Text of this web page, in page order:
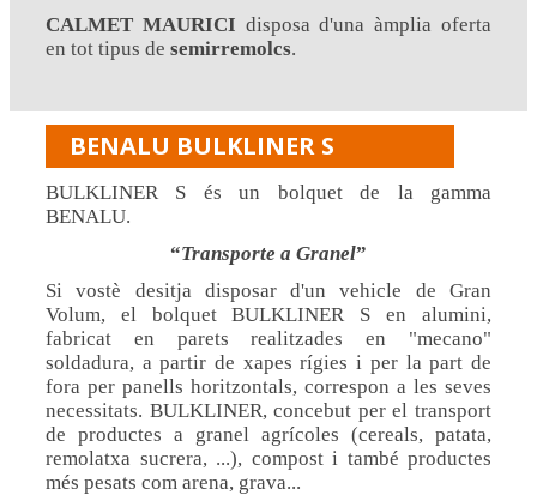
CALMET MAURICI disposa d'una àmplia oferta
en tot tipus de semirremolcs.
BENALU BULKLINER S
BULKLINER S és un bolquet de la gamma
BENALU.
Transporte a Granel
Si vostè desitja disposar d'un vehicle de Gran
Volum, el bolquet BULKLINER S en alumini,
fabricat en parets realitzades en "mecano"
soldadura, a partir de xapes rígies i per la part de
fora per panells horitzontals, correspon a les seves
necessitats. BULKLINER, concebut per el transport
de productes a granel agrícoles (cereals, patata,
remolatxa sucrera, ...), compost i també productes
més pesats com arena, grava...